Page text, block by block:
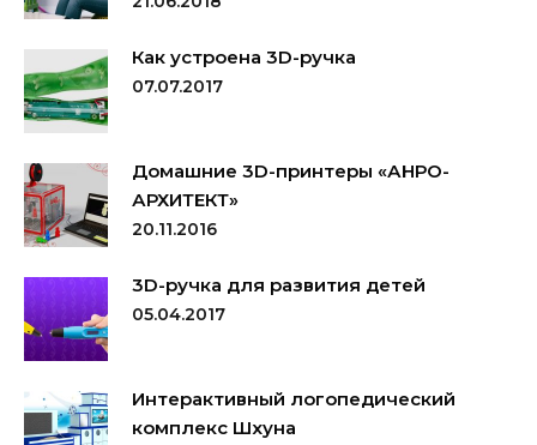
Как устроена 3D-ручка
07.07.2017
Домашние 3D-принтеры «АНРО-
АРХИТЕКТ»
20.11.2016
3D-ручка для развития детей
05.04.2017
Интерактивный логопедический
комплекс Шхуна